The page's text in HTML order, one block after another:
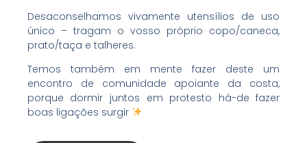
Desaconselhamos vivamente utensílios de uso
único – tragam o vosso próprio copo/caneca,
prato/taça e talheres.
Temos também em mente fazer deste um
encontro de comunidade apoiante da costa,
porque dormir juntos em protesto há-de fazer
boas ligações surgir